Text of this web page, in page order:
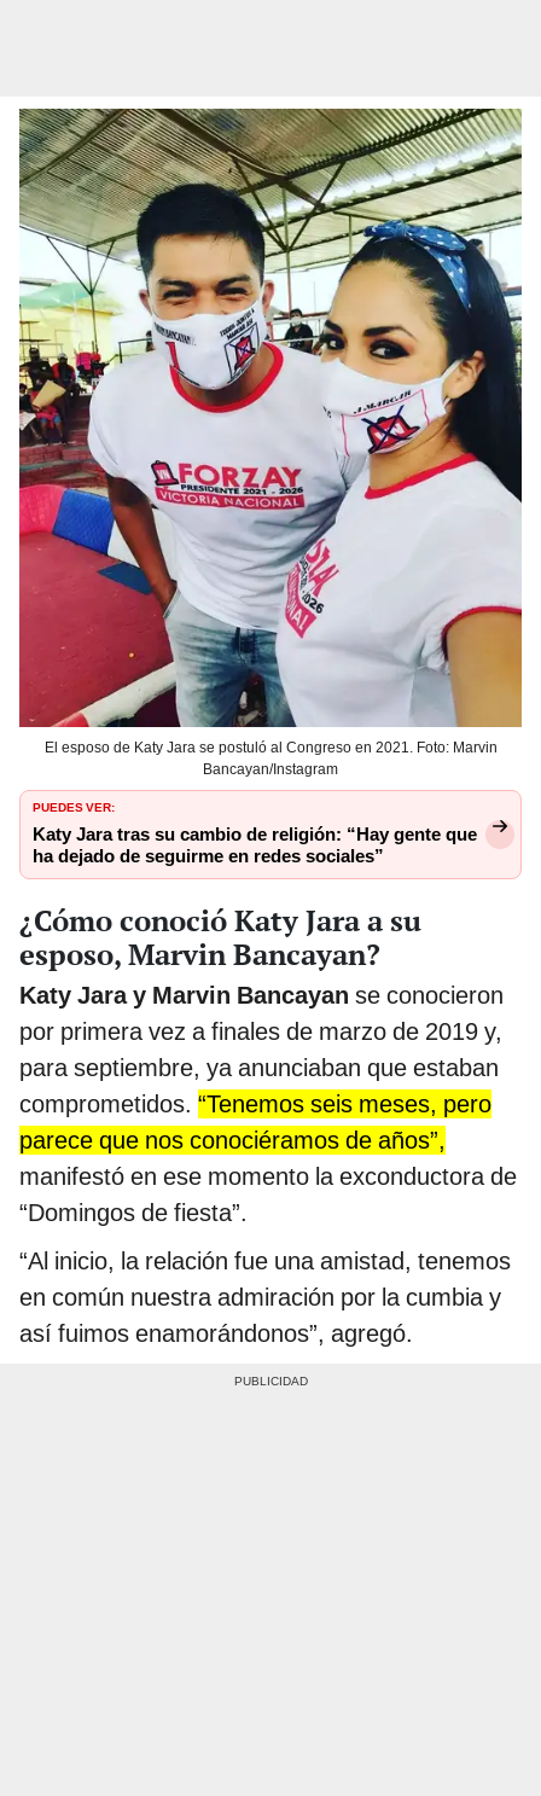
El esposo de Katy Jara se postuló al Congreso en 2021. Foto: Marvin
Bancayan/Instagram
PUEDES VER:
Katy Jara tras su cambio de religión: “Hay gente que
ha dejado de seguirme en redes sociales”
¿Cómo conoció Katy Jara a su
esposo, Marvin Bancayan?
Katy Jara y Marvin Bancayan se conocieron
por primera vez a finales de marzo de 2019 y,
para septiembre, ya anunciaban que estaban
comprometidos. “Tenemos seis meses, pero
parece que nos conociéramos de años”,
manifestó en ese momento la exconductora de
“Domingos de fiesta”.
“Al inicio, la relación fue una amistad, tenemos
en común nuestra admiración por la cumbia y
así fuimos enamorándonos”, agregó.